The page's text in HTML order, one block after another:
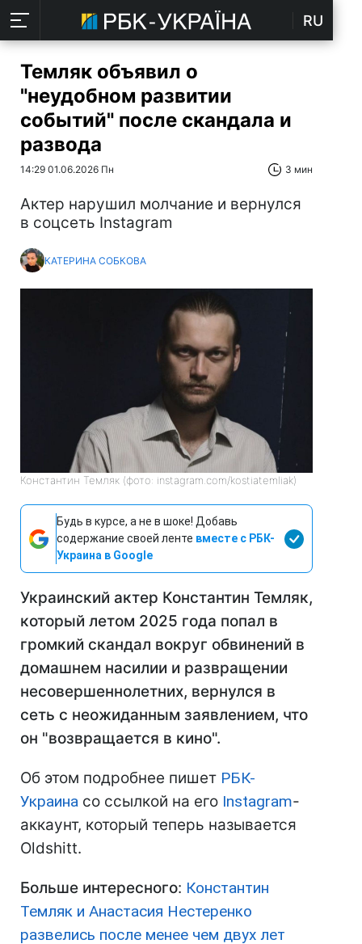
RU
Темляк объявил о
"неудобном развитии
событий" после скандала и
развода
14:29 01.06.2026 Пн 3 мин
Актер нарушил молчание и вернулся
в соцсеть Instagram
КАТЕРИНА СОБКОВА
Константин Темляк (фото: instagram.com/kostiatemliak)
Будь в курсе, а не в шоке! Добавь
содержание своей ленте вместе с РБК-
Украина в Google
Украинский актер Константин Темляк,
который летом 2025 года попал в
громкий скандал вокруг обвинений в
домашнем насилии и развращении
несовершеннолетних, вернулся в
сеть с неожиданным заявлением, что
он "возвращается в кино".
Об этом подробнее пишет РБК-
Украина со ссылкой на его Instagram-
аккаунт, который теперь называется
Oldshitt.
Больше интересного: Константин
Темляк и Анастасия Нестеренко
развелись после менее чем двух лет